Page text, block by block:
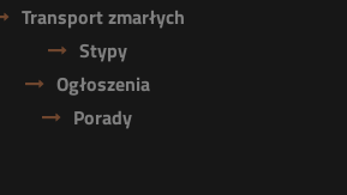
Transport zmarłych
Stypy
Ogłoszenia
Porady